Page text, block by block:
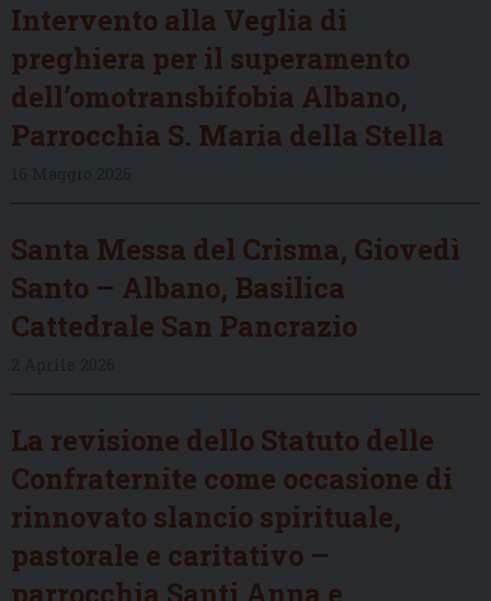
Intervento alla Veglia di
preghiera per il superamento
dell’omotransbifobia Albano,
Parrocchia S. Maria della Stella
Santa Messa del Crisma, Giovedì
Santo – Albano, Basilica
Cattedrale San Pancrazio
La revisione dello Statuto delle
Confraternite come occasione di
rinnovato slancio spirituale,
pastorale e caritativo –
parrocchia Santi Anna e